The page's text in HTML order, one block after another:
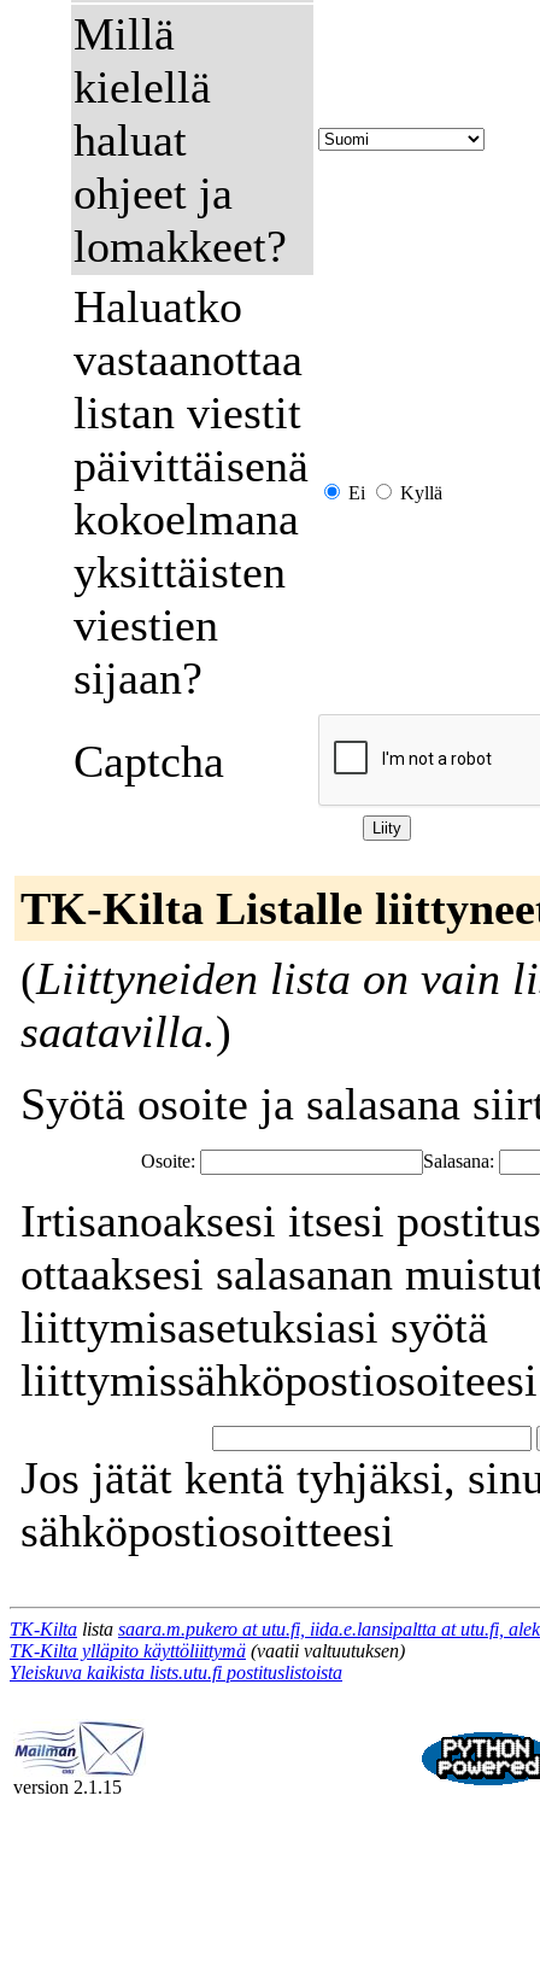
Millä
kielellä
haluat
ohjeet ja
lomakkeet?
Haluatko
vastaanottaa
listan viestit
päivittäisenä
kokoelmana
yksittäisten
viestien
sijaan?
Ei Kyllä
Captcha
TK-Kilta Listalle
(Liittyneiden lista on vain
saatavilla.)
Syötä osoite ja salasana
Osoite: Salasana:
Irtisanoaksesi itsesi
ottaaksesi salasanan
liittymisasetuksiasi syötä
Jos jätät kentä tyhjäksi,
sähköpostiosoitteesi
TK-Kilta lista saara.m.pukero at utu.fi, iida.e.lansipaltta at utu.fi,
TK-Kilta ylläpito käyttöliittymä (vaatii valtuutuksen)
Yleiskuva kaikista lists.utu.fi postituslistoista
version 2.1.15